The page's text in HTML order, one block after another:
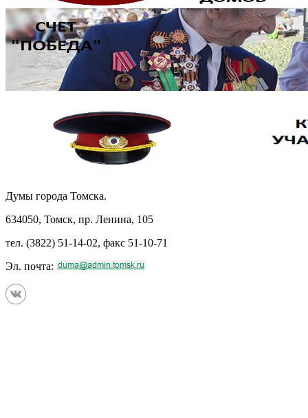
Думы города Томска.
634050, Томск, пр. Ленина, 105
тел. (3822) 51-14-02, факс 51-10-71
Эл. почта: